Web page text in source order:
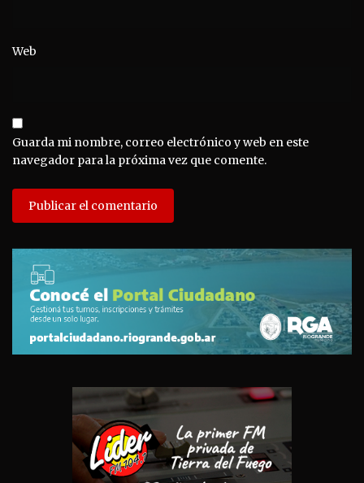
Web
Guarda mi nombre, correo electrónico y web en este
navegador para la próxima vez que comente.